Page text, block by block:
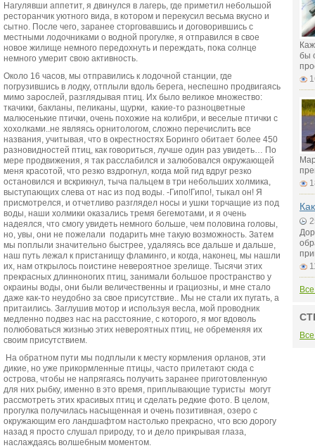
Нагулявши аппетит, я двинулся в лагерь, где приметил небольшой
ресторанчик уютного вида, в котором и перекусил весьма вкусно и
сытно. После чего, заранее сторговавшись и договорившись с
местными лодочниками о водной прогулке, я отправился в свое
новое жилище немного передохнуть и переждать, пока солнце
немного умерит свою активность.
Около 16 часов, мы отправились к лодочной станции, где
погрузившись в лодку, отплыли вдоль берега, неспешно продвигаясь
мимо зарослей, разглядывая птиц. Их было великое множество:
ткачики, бакланы, пеликаны, щурки, какие-то разноцветные
малюсенькие птички, очень похожие на колибри, и веселые птички с
хохолками..не являясь орнитологом, сложно перечислить все
названия, учитывая, что в окрестностях Боринго обитает более 450
разновидностей птиц, как говориться, лучше один раз увидеть… По
мере продвижения, я так расслабился и залюбовался окружающей
меня красотой, что резко вздрогнул, когда мой гид вдруг резко
остановился и вскрикнул, тыча пальцем в три небольших холмика,
выступающих слева от нас из под воды. -Гипо!Гипо!, тыкал он! Я
присмотрелся, и отчетливо разглядел носы и ушки торчащие из под
воды, наши холмики оказались тремя бегемотами, и я очень
надеялся, что смогу увидеть немного больше, чем половина головы,
но, увы, они не пожелали подарить мне такую возможность. Затем
мы поплыли значительно быстрее, удаляясь все дальше и дальше,
наш путь лежал к пристанищу фламинго, и когда, наконец, мы нашли
их, нам открылось поистине невероятное зрелище. Тысячи этих
прекрасных длинноногих птиц, занимали большое пространство у
окраины воды, они были величественны и грациозны, и мне стало
даже как-то неудобно за свое присутствие.. Мы не стали их пугать, а
притаились. Заглушив мотор и используя весла, мой проводник
медленно подвез нас на расстояние, с которого, я мог вдоволь
полюбоваться жизнью этих невероятных птиц, не обременяя их
своим присутствием.
На обратном пути мы подплыли к месту кормления орланов, эти
дикие, но уже прикормленные птицы, часто прилетают сюда с
острова, чтобы не напрягаясь получить заранее приготовленную
для них рыбку, именно в это время, приплывающие туристы могут
рассмотреть этих красивых птиц и сделать редкие фото. В целом,
прогулка получилась насыщенная и очень позитивная, озеро с
окружающим его ландшафтом настолько прекрасно, что всю дорогу
назад я просто слушал природу, то и дело прикрывая глаза,
наслаждаясь волшебным моментом.
бы